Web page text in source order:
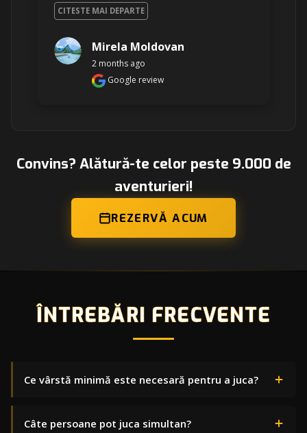
CITESTE MAI DEPARTE
Mirela Moldovan
2 months ago
Google review
Convins? Alătură-te celor peste 9.000 de
aventurieri!
REZERVĂ ACUM
ÎNTREBĂRI FRECVENTE
Ce vârstă minimă este necesară pentru a juca?
Câte persoane pot juca simultan?